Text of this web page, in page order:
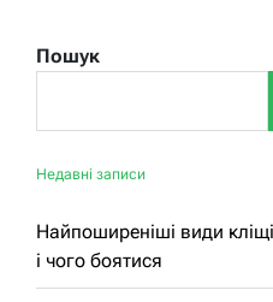
Пошук
Недавні записи
Найпоширеніші види
і чого боятися